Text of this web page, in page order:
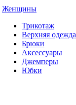
Женщины
Трикотаж
Верхняя одежда
Брюки
Аксессуары
Джемперы
Юбки